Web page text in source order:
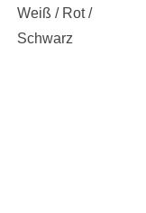
Weiß / Rot /
Schwarz